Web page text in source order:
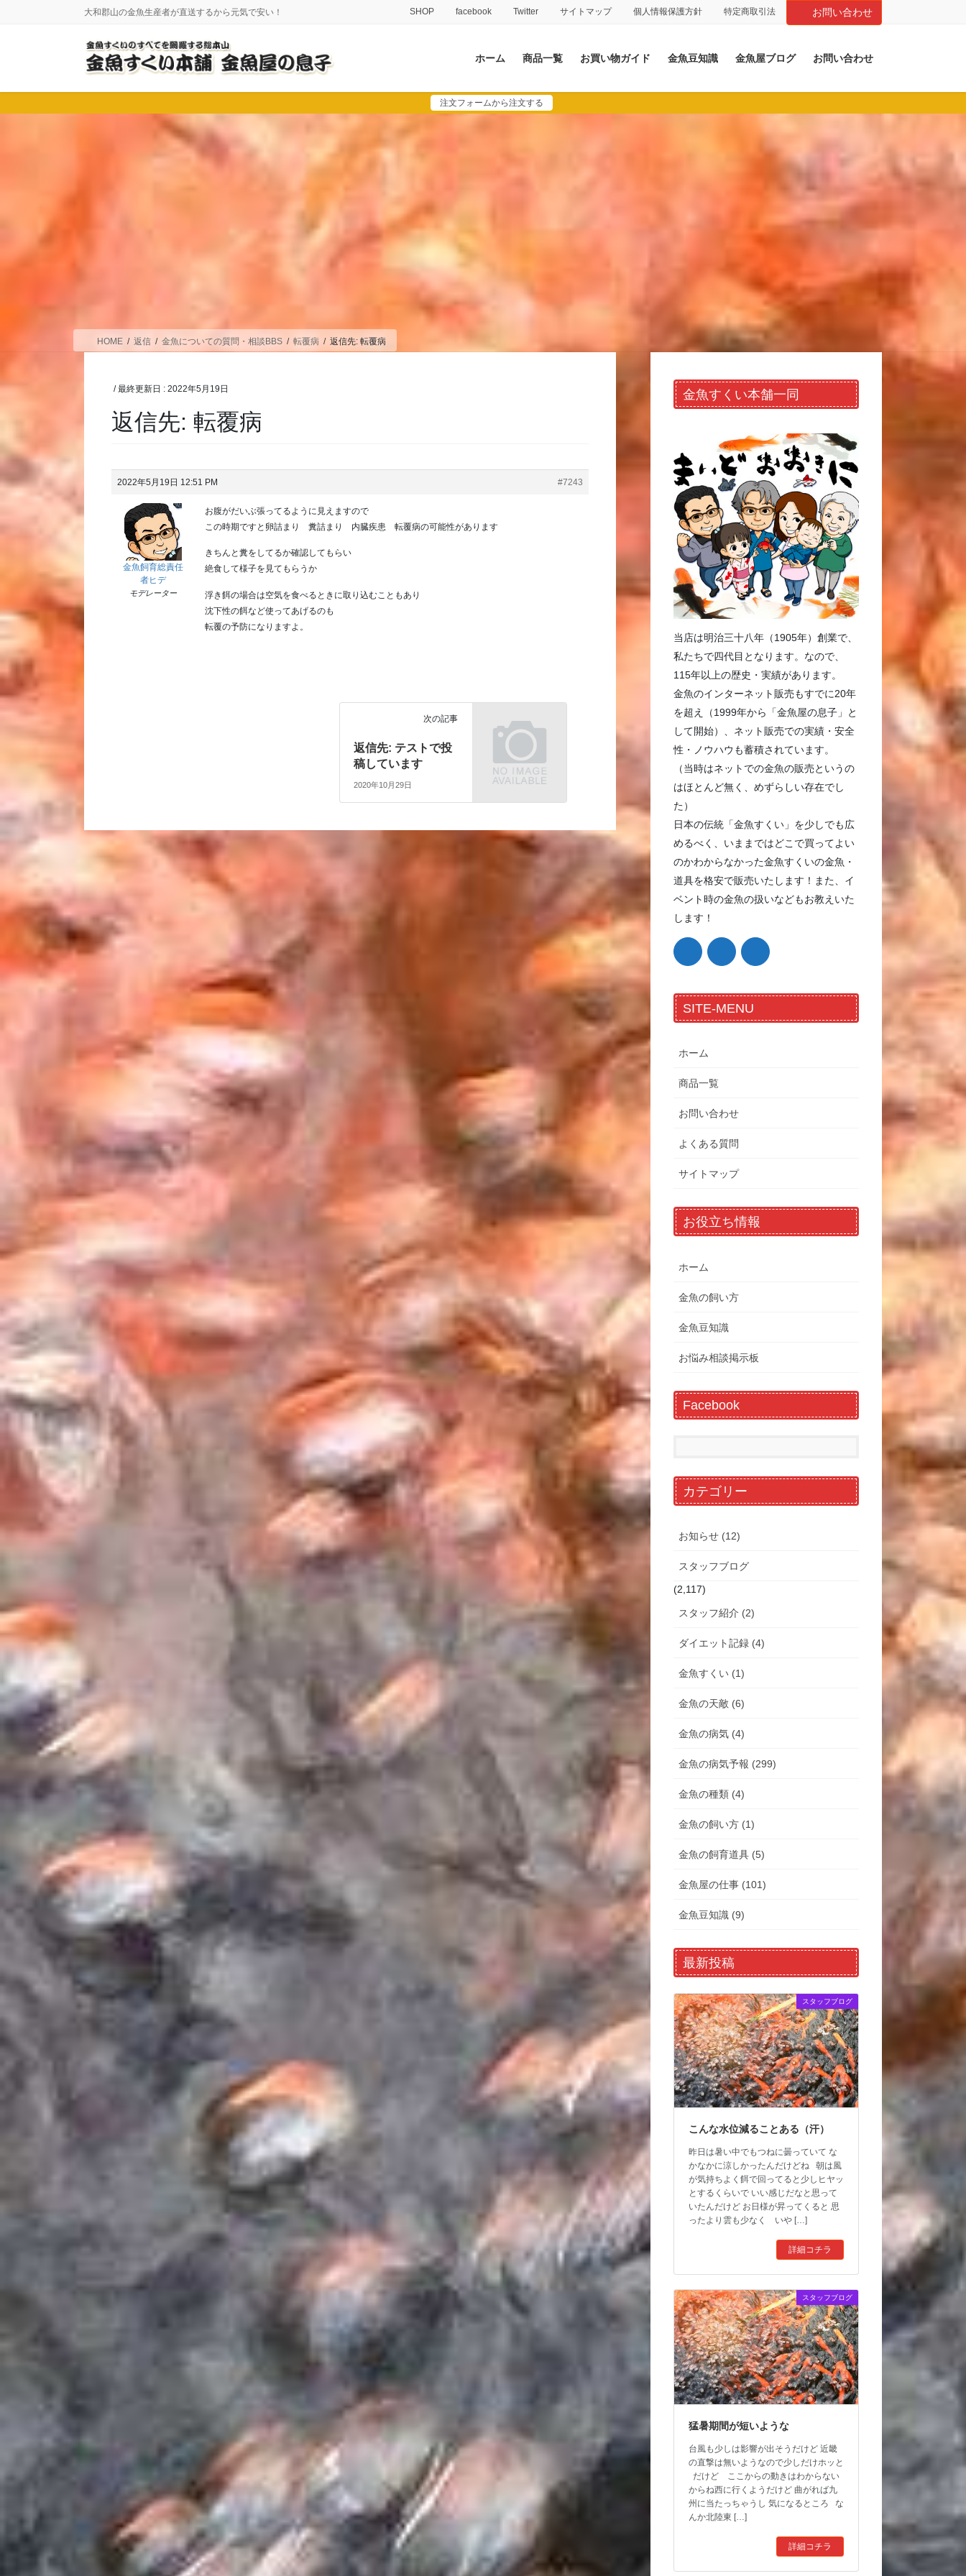
に
移
ョ
ン
大和郡山の金魚生産者が直送するから元気で安い！ SHOP facebook Twitter サイトマップ 個人情報保護方針 特定商取引法 お問い合わせ
ホーム 商品一覧 お買い物ガイド 金魚豆知識 金魚屋ブログ お問い合わせ
注文フォームから注文する
HOME 返信 金魚についての質問・相談BBS 転覆病 返信先: 転覆病
/ 最終更新日 :2022年5月19日
返信先: 転覆病
2022年5月19日 12:51 PM #7243
金魚飼育総責任
者ヒデ
モデレーター
お腹がだいぶ張ってるように見えますので
この時期ですと卵詰まり 糞詰まり 内臓疾患 転覆病の可能性があります
きちんと糞をしてるか確認してもらい
絶食して様子を見てもらうか
浮き餌の場合は空気を食べるときに取り込むこともあり
沈下性の餌など使ってあげるのも
転覆の予防になりますよ。
次の記事
返信先: テストで投
稿しています
2020年10月29日
金魚すくい本舗一同
当店は明治三十八年（1905年）創業で、
私たちで四代目となります。なので、
115年以上の歴史・実績があります。
金魚のインターネット販売もすでに20年
を超え（1999年から「金魚屋の息子」と
して開始）、ネット販売での実績・安全
性・ノウハウも蓄積されています。
（当時はネットでの金魚の販売というの
はほとんど無く、めずらしい存在でし
た）
日本の伝統「金魚すくい」を少しでも広
めるべく、いままではどこで買ってよい
のかわからなかった金魚すくいの金魚・
道具を格安で販売いたします！また、イ
ベント時の金魚の扱いなどもお教えいた
します！
SITE-MENU
ホーム
商品一覧
お問い合わせ
よくある質問
サイトマップ
お役立ち情報
ホーム
金魚の飼い方
金魚豆知識
お悩み相談掲示板
Facebook
カテゴリー
お知らせ (12)
スタッフブログ
(2,117)
スタッフ紹介 (2)
ダイエット記録 (4)
金魚すくい (1)
金魚の天敵 (6)
金魚の病気 (4)
金魚の病気予報 (299)
金魚の種類 (4)
金魚の飼い方 (1)
金魚の飼育道具 (5)
金魚屋の仕事 (101)
金魚豆知識 (9)
最新投稿
スタッフブログ
こんな水位減ることある（汗）
昨日は暑い中でもつねに曇っていて な
かなかに涼しかったんだけどね 朝は風
が気持ちよく餌で回ってると少しヒヤッ
とするくらいで いい感じだなと思って
いたんだけど お日様が昇ってくると 思
ったより雲も少なく いや […]
詳細コチラ
スタッフブログ
猛暑期間が短いような
台風も少しは影響が出そうだけど 近畿
の直撃は無いようなので少しだけホッと
だけど ここからの動きはわからない
からね西に行くようだけど 曲がれば九
州に当たっちゃうし 気になるところ な
んか北陸東 […]
詳細コチラ